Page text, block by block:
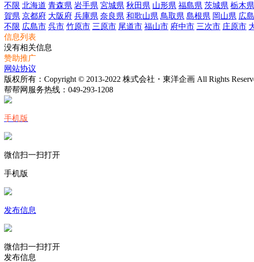
不限 北海道 青森県 岩手県 宮城県 秋田県 山形県 福島県 茨城県 栃木県
賀県 京都府 大阪府 兵庫県 奈良県 和歌山県 鳥取県 島根県 岡山県 広
不限 広島市 呉市 竹原市 三原市 尾道市 福山市 府中市 三次市 庄原市
信息列表
没有相关信息
赞助推广
网站协议
版权所有：Copyright © 2013-2022 株式会社・東洋企画 All Rights
帮帮网服务热线： 049-293-1208
手机版
微信扫一扫打开
手机版
发布信息
微信扫一扫打开
发布信息